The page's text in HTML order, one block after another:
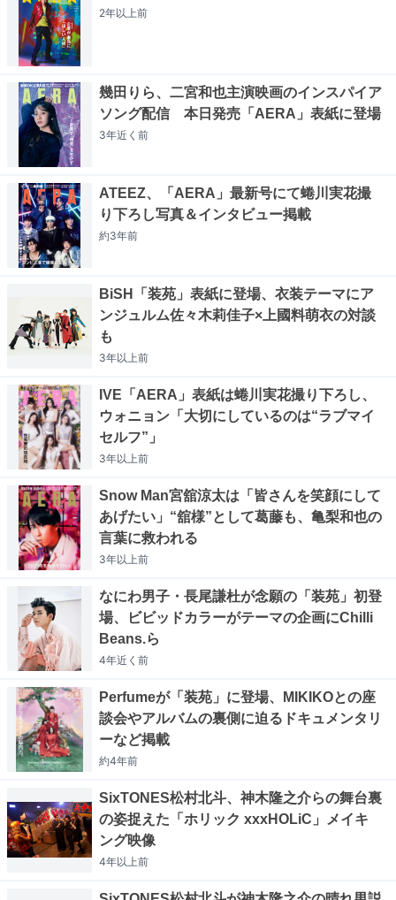
2年以上前
幾田りら、二宮和也主演映画のインスパイア
ソング配信 本日発売「AERA」表紙に登場
3年近く 前
ATEEZ、「AERA」最新号にて蜷川実花撮
り下ろし写真＆インタビュー掲載
約3年前
BiSH「装苑」表紙に登場、衣装テーマにア
ンジュルム佐々木莉佳子×上國料萌衣の対談
も
3年以上前
IVE「AERA」表紙は蜷川実花撮り下ろし、
ウォニョン「大切にしているのは“ラブマイ
セルフ”」
3年以上前
Snow Man宮舘涼太は「皆さんを笑顔にして
あげたい」“舘様”として葛藤も、亀梨和也の
言葉に救われる
3年以上前
なにわ男子・長尾謙杜が念願の「装苑」初登
場、ビビッドカラーがテーマの企画にChilli
Beans.ら
4年近く 前
Perfumeが「装苑」に登場、MIKIKOとの座
談会やアルバムの裏側に迫るドキュメンタリ
ーなど掲載
約4年前
SixTONES松村北斗、神木隆之介らの舞台裏
の姿捉えた「ホリック xxxHOLiC」メイキ
ング映像
4年以上前